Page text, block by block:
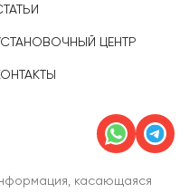
ЦЕНТР
касающаяся